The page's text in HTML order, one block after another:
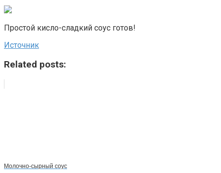
Простой кисло-сладкий соус готов!
Источник
Related posts:
Молочно-сырный соус